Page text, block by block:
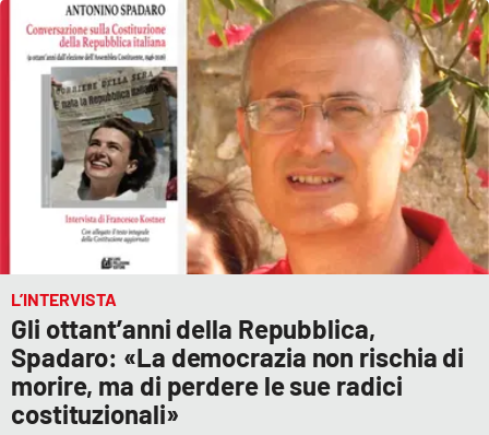
Cultura
Economia e Lavoro
Politica
Sanità
Società
Sport
RUBRICHE
L’INTERVISTA
Gli ottant’anni della Repubblica,
Spadaro: «La democrazia non rischia di
morire, ma di perdere le sue radici
costituzionali»